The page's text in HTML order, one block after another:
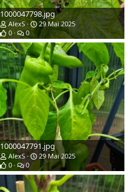
1000047798.jpg
AlexS
29 Mai 2025
0
0
1000047791.jpg
AlexS
29 Mai 2025
0
0